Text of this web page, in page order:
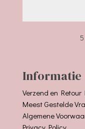
Informatie
Verzend en Retour
Meest Gestelde
Algemene